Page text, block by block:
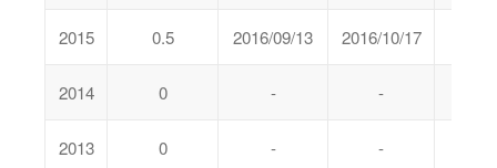
2015 0.5 2016/09/13 2016/10/17
2014 0 - -
2013 0 - -